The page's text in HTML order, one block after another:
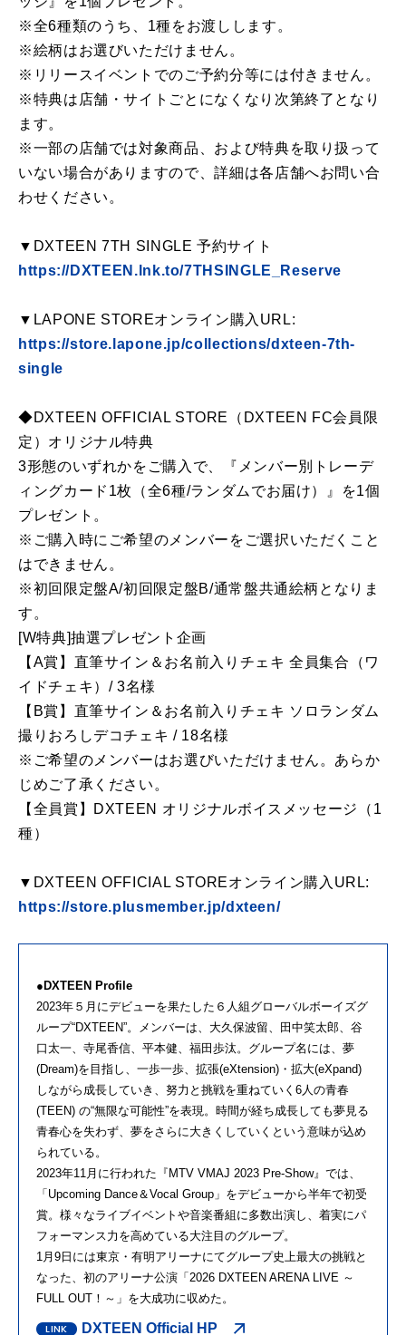
※全6種類のうち、1種をお渡しします。
※絵柄はお選びいただけません。
※リリースイベントでのご予約分等には付きません。
※特典は店舗・サイトごとになくなり次第終了となり
ます。
※一部の店舗では対象商品、および特典を取り扱って
いない場合がありますので、詳細は各店舗へお問い合
わせください。
▼DXTEEN 7TH SINGLE 予約サイト
https://DXTEEN.lnk.to/7THSINGLE_Reserve
▼LAPONE STOREオンライン購入URL:
https://store.lapone.jp/collections/dxteen-7th-
single
◆DXTEEN OFFICIAL STORE（DXTEEN FC会員限
定）オリジナル特典
3形態のいずれかをご購入で、『メンバー別トレーデ
ィングカード1枚（全6種/ランダムでお届け）』を1個
プレゼント。
※ご購入時にご希望のメンバーをご選択いただくこと
はできません。
※初回限定盤A/初回限定盤B/通常盤共通絵柄となりま
す。
[W特典]抽選プレゼント企画
【A賞】直筆サイン＆お名前入りチェキ 全員集合（ワ
イドチェキ）/ 3名様
【B賞】直筆サイン＆お名前入りチェキ ソロランダム
撮りおろしデコチェキ / 18名様
※ご希望のメンバーはお選びいただけません。あらか
じめご了承ください。
【全員賞】DXTEEN オリジナルボイスメッセージ（1
種）
▼DXTEEN OFFICIAL STOREオンライン購入URL:
https://store.plusmember.jp/dxteen/
●DXTEEN Profile
2023年５月にデビューを果たした６人組グローバルボーイズグ
ループ“DXTEEN”。メンバーは、大久保波留、田中笑太郎、谷
口太一、寺尾香信、平本健、福田歩汰。グループ名には、夢
(Dream)を目指し、一歩一歩、拡張(eXtension)・拡大(eXpand)
しながら成長していき、努力と挑戦を重ねていく6人の青春
(TEEN) の“無限な可能性”を表現。時間が経ち成長しても夢見る
青春心を失わず、夢をさらに大きくしていくという意味が込め
られている。
2023年11月に行われた『MTV VMAJ 2023 Pre-Show』では、
「Upcoming Dance＆Vocal Group」をデビューから半年で初受
賞。様々なライブイベントや音楽番組に多数出演し、着実にパ
フォーマンス力を高めている大注目のグループ。
1月9日には東京・有明アリーナにてグループ史上最⼤の挑戦と
なった、初のアリーナ公演「2026 DXTEEN ARENA LIVE ～
FULL OUT！～」を大成功に収めた。
DXTEEN Official HP